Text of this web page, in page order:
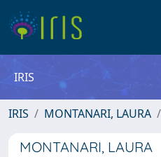
IRIS
IRIS MONTANARI, LAURA
MONTANARI, LAURA